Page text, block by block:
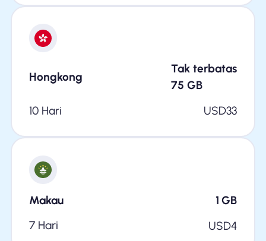
Hongkong
Tak terbatas
75 GB
10 Hari
USD33
Makau 1 GB
7 Hari
USD4